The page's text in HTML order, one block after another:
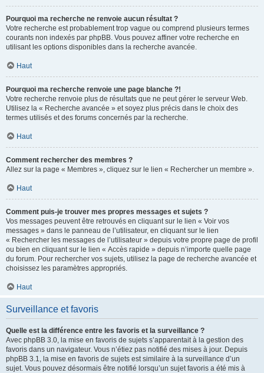
Pourquoi ma recherche ne renvoie aucun résultat ?
Votre recherche est probablement trop vague ou comprend plusieurs termes
courants non indexés par phpBB. Vous pouvez affiner votre recherche en
utilisant les options disponibles dans la recherche avancée.
Haut
Pourquoi ma recherche renvoie une page blanche ?!
Votre recherche renvoie plus de résultats que ne peut gérer le serveur Web.
Utilisez la « Recherche avancée » et soyez plus précis dans le choix des
termes utilisés et des forums concernés par la recherche.
Haut
Comment rechercher des membres ?
Allez sur la page « Membres », cliquez sur le lien « Rechercher un membre ».
Haut
Comment puis-je trouver mes propres messages et sujets ?
Vos messages peuvent être retrouvés en cliquant sur le lien « Voir vos
messages » dans le panneau de l’utilisateur, en cliquant sur le lien
« Rechercher les messages de l’utilisateur » depuis votre propre page de profil
ou bien en cliquant sur le lien « Accès rapide » depuis n’importe quelle page
du forum. Pour rechercher vos sujets, utilisez la page de recherche avancée et
choisissez les paramètres appropriés.
Haut
Surveillance et favoris
Quelle est la différence entre les favoris et la surveillance ?
Avec phpBB 3.0, la mise en favoris de sujets s’apparentait à la gestion des
favoris dans un navigateur. Vous n’étiez pas notifié des mises à jour. Depuis
phpBB 3.1, la mise en favoris de sujets est similaire à la surveillance d’un
sujet. Vous pouvez désormais être notifié lorsqu’un sujet favoris a été mis à